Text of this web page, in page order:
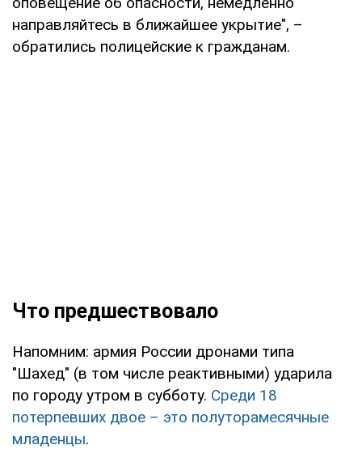
направляйтесь в ближайшее укрытие", –
обратились полицейские к гражданам.
Что предшествовало
Напомним: армия России дронами типа
"Шахед" (в том числе реактивными) ударила
по городу утром в субботу. Среди 18
потерпевших двое – это полуторамесячные
младенцы.